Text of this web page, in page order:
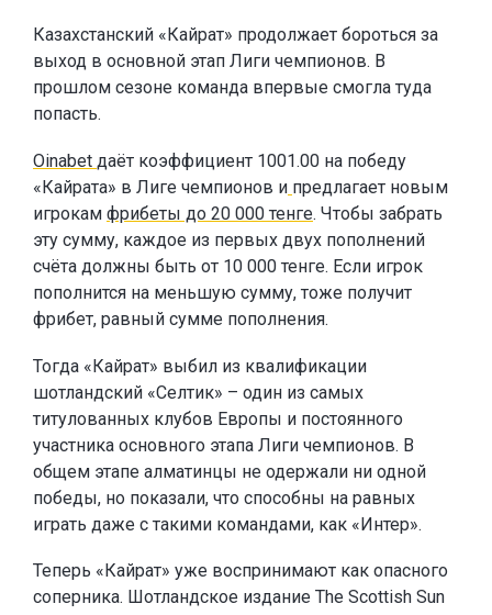
Казахстанский «Кайрат» продолжает бороться за
выход в основной этап Лиги чемпионов. В
прошлом сезоне команда впервые смогла туда
попасть.
Oinabet даёт коэффициент 1001.00 на победу
«Кайрата» в Лиге чемпионов и предлагает новым
игрокам фрибеты до 20 000 тенге. Чтобы забрать
эту сумму, каждое из первых двух пополнений
счёта должны быть от 10 000 тенге. Если игрок
пополнится на меньшую сумму, тоже получит
фрибет, равный сумме пополнения.
Тогда «Кайрат» выбил из квалификации
шотландский «Селтик» – один из самых
титулованных клубов Европы и постоянного
участника основного этапа Лиги чемпионов. В
общем этапе алматинцы не одержали ни одной
победы, но показали, что способны на равных
играть даже с такими командами, как «Интер».
Теперь «Кайрат» уже воспринимают как опасного
соперника. Шотландское издание The Scottish Sun